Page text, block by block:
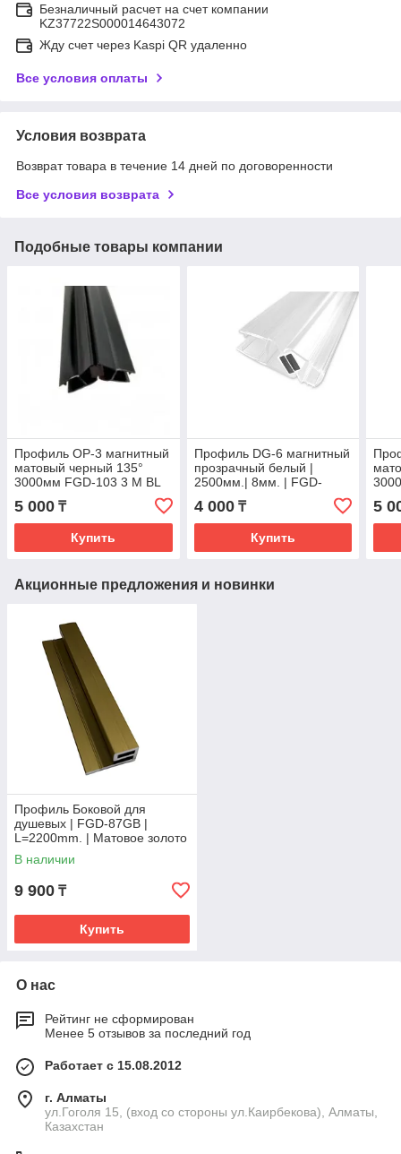
Безналичный расчет на счет компании
KZ37722S000014643072
Жду счет через Kaspi QR удаленно
Все условия оплаты
Условия возврата
Возврат товара в течение 14 дней по договоренности
Все условия возврата
Подобные товары компании
Профиль OP-3 магнитный
матовый черный 135°
3000мм FGD-103 3 M BL
5 000 ₸
Купить
Профиль DG-6 магнитный
прозрачный белый |
2500мм.| 8мм. | FGD-
386/2.5 CL
4 000₸
Купить
5
Акционные предложения и новинки
Профиль Боковой для
душевых | FGD-87GB |
L=2200mm. | Матовое золото
В наличии
9 900 ₸
Купить
О нас
Рейтинг не сформирован
Менее 5 отзывов за последний год
Работает с 15.08.2012
г. Алматы
ул.Гоголя 15, (вход со стороны ул.Каирбекова), Алматы,
Казахстан